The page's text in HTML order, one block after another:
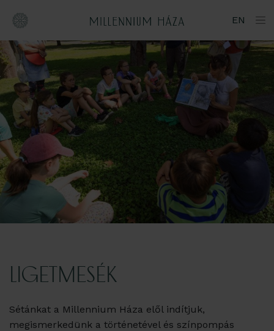
Ugrás
a
tartalomhoz
EN
LIGETMESÉK
Sétánkat a Millennium Háza elől indítjuk,
megismerkedünk a történetével és színpompás